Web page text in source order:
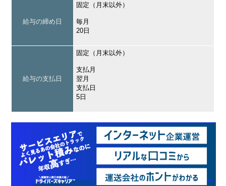
給与の締め日
固定（月末以外）
毎月
20日
給与の支払日
固定（月末以外）
支払月
翌月
支払日
5日